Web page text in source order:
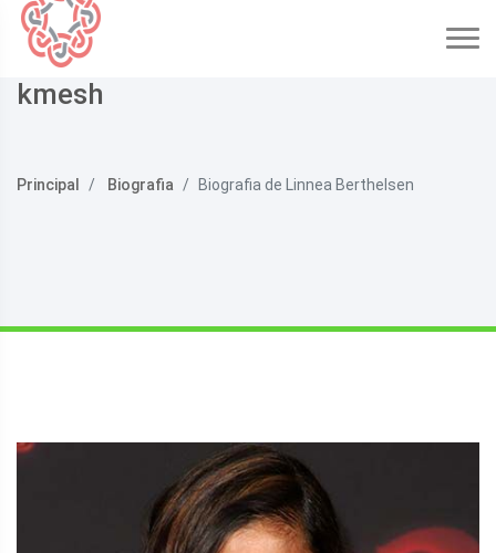
kmesh
Principal Biografia Biografia de Linnea Berthelsen